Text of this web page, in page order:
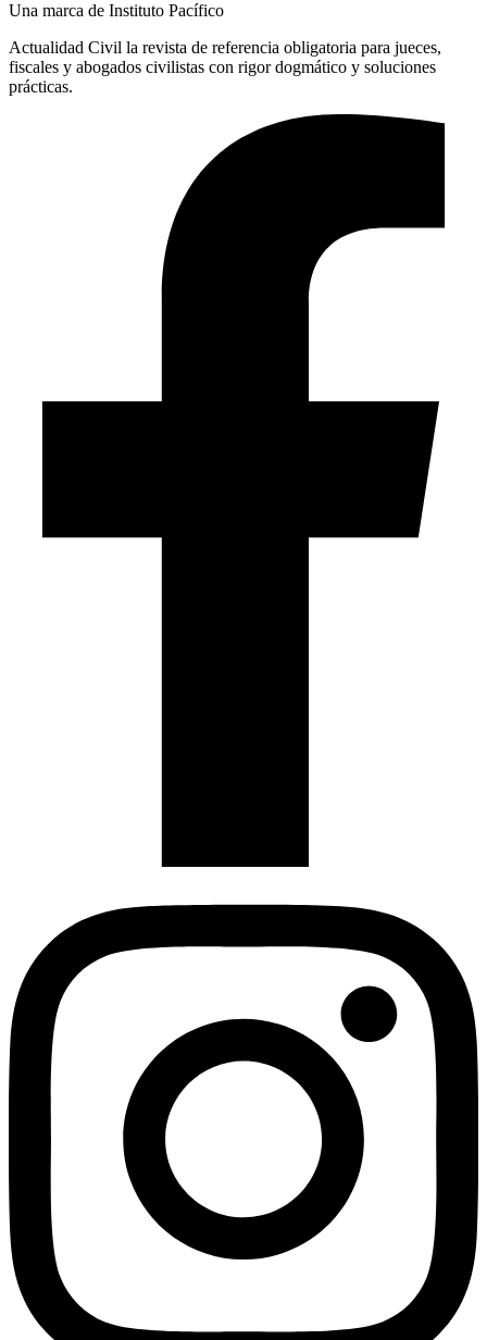
Una marca de Instituto Pacífico
Actualidad Civil la revista de referencia obligatoria para jueces,
fiscales y abogados civilistas con rigor dogmático y soluciones
prácticas.